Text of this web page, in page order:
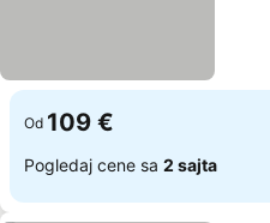
Od 109 €
Pogledaj cene sa 2 sajta